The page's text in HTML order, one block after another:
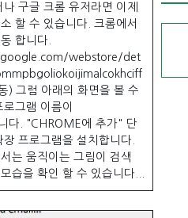
구글 크롬 유저라면 이제
할 수 있습니다. 크롬에서
합니다.
webstore/det
) 그럼 아래의 화면을 볼 수
그램 이름이
다. "CHROME에 추가" 단
프로그램을 설치합니다.
는 움직이는 그림이 검색
습을 확인 할 수 있습니다...